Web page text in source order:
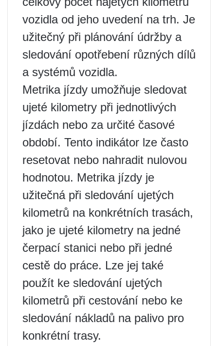
vozidla od jeho uvedení na trh. Je
užitečný při plánování údržby a
sledování opotřebení různých dílů
a systémů vozidla.
Metrika jízdy umožňuje sledovat
ujeté kilometry při jednotlivých
jízdách nebo za určité časové
období. Tento indikátor lze často
resetovat nebo nahradit nulovou
hodnotou. Metrika jízdy je
užitečná při sledování ujetých
kilometrů na konkrétních trasách,
jako je ujeté kilometry na jedné
čerpací stanici nebo při jedné
cestě do práce. Lze jej také
použít ke sledování ujetých
kilometrů při cestování nebo ke
sledování nákladů na palivo pro
konkrétní trasy.